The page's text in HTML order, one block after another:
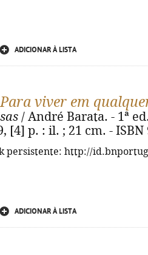
ADICIONAR À LISTA
Para viver em
/ André Barata. - 1ª
[4] p. : il. ; 21 cm. - ISBN
persistente: http://
ADICIONAR À LISTA